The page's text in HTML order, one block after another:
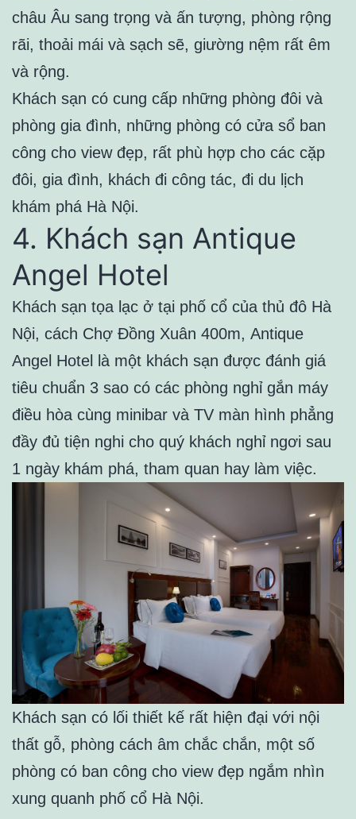
châu Âu sang trọng và ấn tượng, phòng rộng
rãi, thoải mái và sạch sẽ, giường nệm rất êm
và rộng.
Khách sạn có cung cấp những phòng đôi và
phòng gia đình, những phòng có cửa sổ ban
công cho view đẹp, rất phù hợp cho các cặp
đôi, gia đình, khách đi công tác, đi du lịch
khám phá Hà Nội.
4. Khách sạn Antique
Angel Hotel
Khách sạn tọa lạc ở tại phố cổ của thủ đô Hà
Nội, cách Chợ Đồng Xuân 400m, Antique
Angel Hotel là một khách sạn được đánh giá
tiêu chuẩn 3 sao có các phòng nghỉ gắn máy
điều hòa cùng minibar và TV màn hình phẳng
đầy đủ tiện nghi cho quý khách nghỉ ngơi sau
1 ngày khám phá, tham quan hay làm việc.
Khách sạn có lối thiết kế rất hiện đại với nội
thất gỗ, phòng cách âm chắc chắn, một số
phòng có ban công cho view đẹp ngắm nhìn
xung quanh phố cổ Hà Nội.